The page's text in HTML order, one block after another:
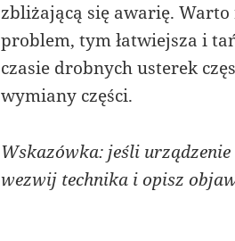
zbliżającą się awarię. Warto
problem, tym łatwiejsza i
czasie drobnych usterek
wymiany części.
Wskazówka: jeśli
wezwij technika i opisz